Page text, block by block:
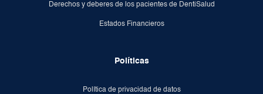
Derechos y deberes de los pacientes de DentiSalud
Estados Financieros
Políticas
Política de privacidad de datos